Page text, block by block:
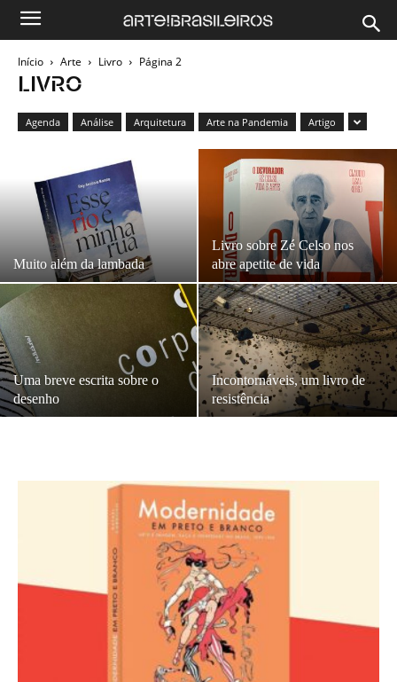
Início Arte Livro Página 2
LIVRO
Agenda Análise Arquitetura Arte na Pandemia Artigo
Muito além da lambada
Livro sobre Zé Celso nos
abre apetite de vida
Uma breve escrita sobre o
desenho
Incontornáveis, um livro de
resistência